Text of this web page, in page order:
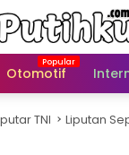
Otomotif
TNI Liputan